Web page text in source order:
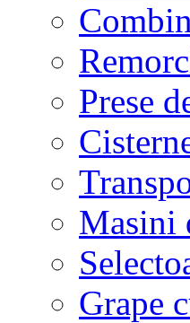
Prese
Masini
Grape